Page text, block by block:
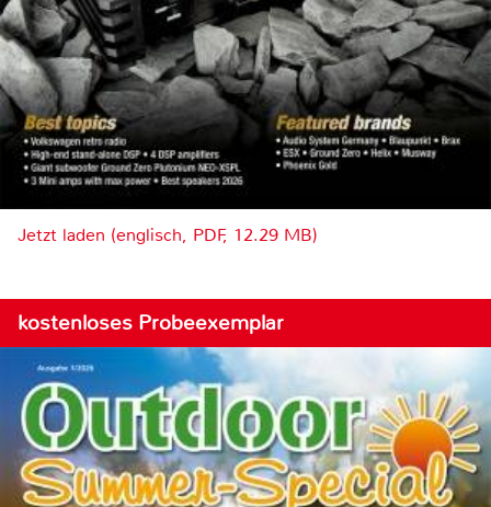
Jetzt laden (englisch, PDF, 12.29 MB)
kostenloses Probeexemplar